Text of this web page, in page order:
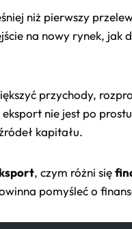
niż pierwszy
na nowy rynek,
przychody,
nie jest po
kapitału.
, czym różni się
pomyśleć o